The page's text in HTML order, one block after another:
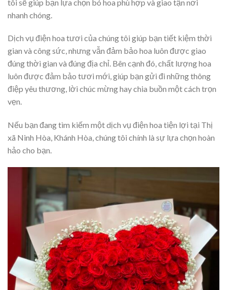
tôi sẽ giúp bạn lựa chọn bó hoa phù hợp và giao tận nơi
nhanh chóng.
Dịch vụ điện hoa tươi của chúng tôi giúp bạn tiết kiệm thời
gian và công sức, nhưng vẫn đảm bảo hoa luôn được giao
đúng thời gian và đúng địa chỉ. Bên cạnh đó, chất lượng hoa
luôn được đảm bảo tươi mới, giúp bạn gửi đi những thông
điệp yêu thương, lời chúc mừng hay chia buồn một cách trọn
vẹn.
Nếu bạn đang tìm kiếm một dịch vụ điện hoa tiện lợi tại Thị
xã Ninh Hòa, Khánh Hòa, chúng tôi chính là sự lựa chọn hoàn
hảo cho bạn.